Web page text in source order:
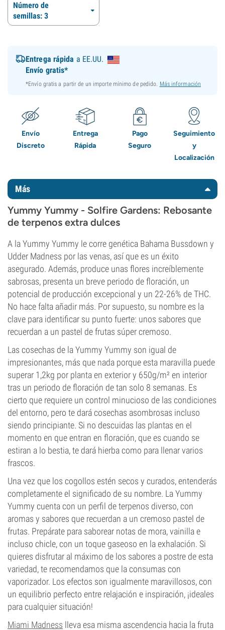
Número de
semillas: 3
Entrega rápida a EE.UU.
Envío gratis*
*Envío gratis a partir de un importe mínimo de pedido. Más información
Envío
Discreto
Entrega
Rápida
Pago
Seguro
Seguimiento
y
Localización
Más
Yummy Yummy - Solfire Gardens: Rebosante
de terpenos extra dulces
A la Yummy Yummy le corre genética Bahama Bussdown y
Udder Madness por las venas, así que es un éxito
asegurado. Además, produce unas flores increíblemente
sabrosas, presenta un breve periodo de floración, un
potencial de producción excepcional y un 22-26% de THC.
No hace falta añadir más. Por supuesto, su nombre es la
clave para identificar su punto fuerte: unos sabores que
recuerdan a un pastel de frutas súper cremoso.
Las cosechas de la Yummy Yummy son igual de
impresionantes, más que nada porque esta maravilla puede
superar 1,2kg por planta en exterior y 650g/m² en interior
tras un periodo de floración de tan solo 8 semanas. Es
cierto que requiere un control minucioso de las condiciones
del entorno, pero te dará cosechas asombrosas incluso
siendo principiante. Si no descuidas las plantas en el
momento en que entran en floración, que es cuando se
estiran a lo bestia, te dará hierba como para llenar varios
frascos.
Una vez que los cogollos estén secos y curados, entenderás
completamente el significado de su nombre. La Yummy
Yummy cuenta con un perfil de terpenos diverso, con
aromas y sabores que recuerdan a un cremoso pastel de
frutas. Prepárate para saborear notas de mora, vainilla e
incluso chicle, con un toque gaseoso en la exhalación. Si
quieres disfrutar al máximo de los sabores a postre de esta
variedad, te recomendamos que la consumas con
vaporizador. Los efectos son igualmente maravillosos, con
un equilibrio perfecto entre relajación e inspiración, ¡ideales
para cualquier situación!
Miami Madness lleva esa misma ascendencia hacia la fruta